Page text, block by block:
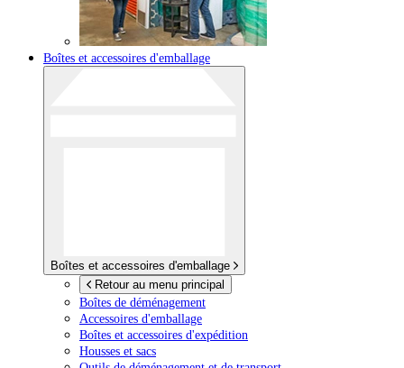
Boîtes et accessoires d'emballage
Boîtes et accessoires d'emballage
Retour au menu principal
Boîtes de déménagement
Accessoires d'emballage
Boîtes et accessoires d'expédition
Housses et sacs